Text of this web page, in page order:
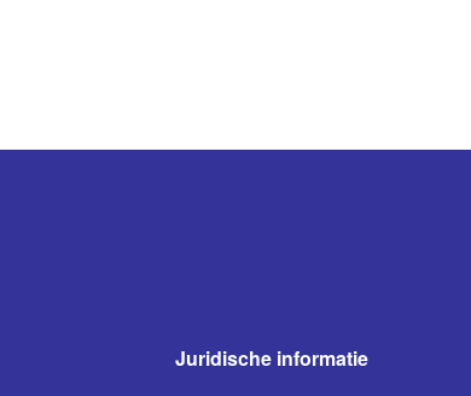
Juridische informatie